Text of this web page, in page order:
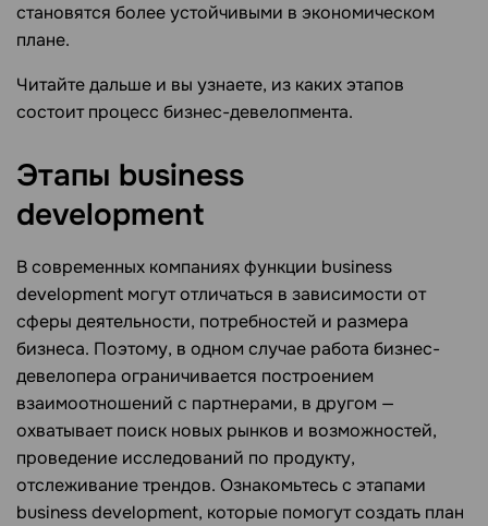
становятся более устойчивыми в экономическом
плане.
Читайте дальше и вы узнаете, из каких этапов
состоит процесс бизнес-девелопмента.
Этапы business
development
В современных компаниях функции business
development могут отличаться в зависимости от
сферы деятельности, потребностей и размера
бизнеса. Поэтому, в одном случае работа бизнес-
девелопера ограничивается построением
взаимоотношений с партнерами, в другом —
охватывает поиск новых рынков и возможностей,
проведение исследований по продукту,
отслеживание трендов. Ознакомьтесь с этапами
business development, которые помогут создать план